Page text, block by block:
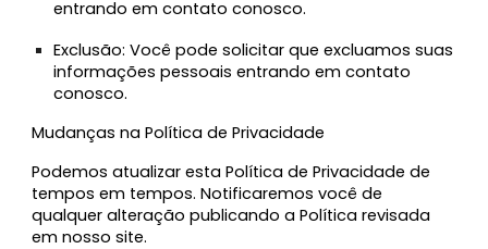
entrando em contato conosco.
Exclusão: Você pode solicitar que excluamos suas
informações pessoais entrando em contato
conosco.
Mudanças na Política de Privacidade
Podemos atualizar esta Política de Privacidade de
tempos em tempos. Notificaremos você de
qualquer alteração publicando a Política revisada
em nosso site.